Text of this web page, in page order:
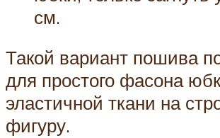
см.
Такой вариант пошива
для простого фасона
эластичной ткани на
фигуру.